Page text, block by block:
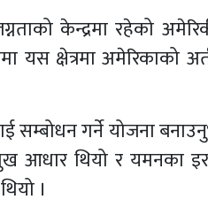
केन्द्रमा रहेको
क्षेत्रमा अमेरिकाको
गर्ने योजना
आधार थियो र यमनका
।